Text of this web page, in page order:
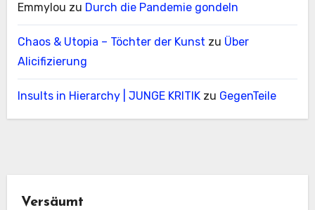
Emmylou zu Durch die Pandemie gondeln
Chaos & Utopia – Töchter der Kunst zu Über
Alicifizierung
Insults in Hierarchy | JUNGE KRITIKzu GegenTeile
Versäumt